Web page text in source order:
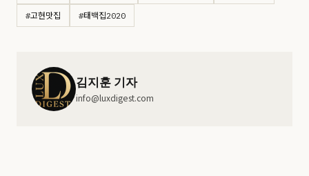
#고현맛집 #태백집2020
김지훈 기자
info@luxdigest.com